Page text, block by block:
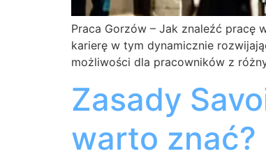
Praca Gorzów – Jak znaleźć pracę
karierę w tym dynamicznie
możliwości dla pracowników z
Zasady
warto znać?